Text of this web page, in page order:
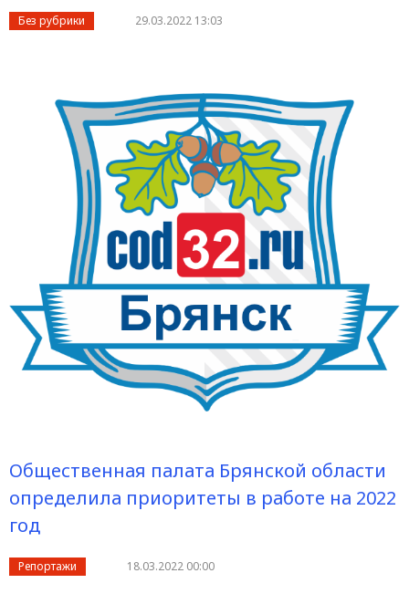
Без рубрики 29.03.2022 13:03
Общественная палата Брянской области
определила приоритеты в работе на 2022
год
Репортажи 18.03.2022 00:00